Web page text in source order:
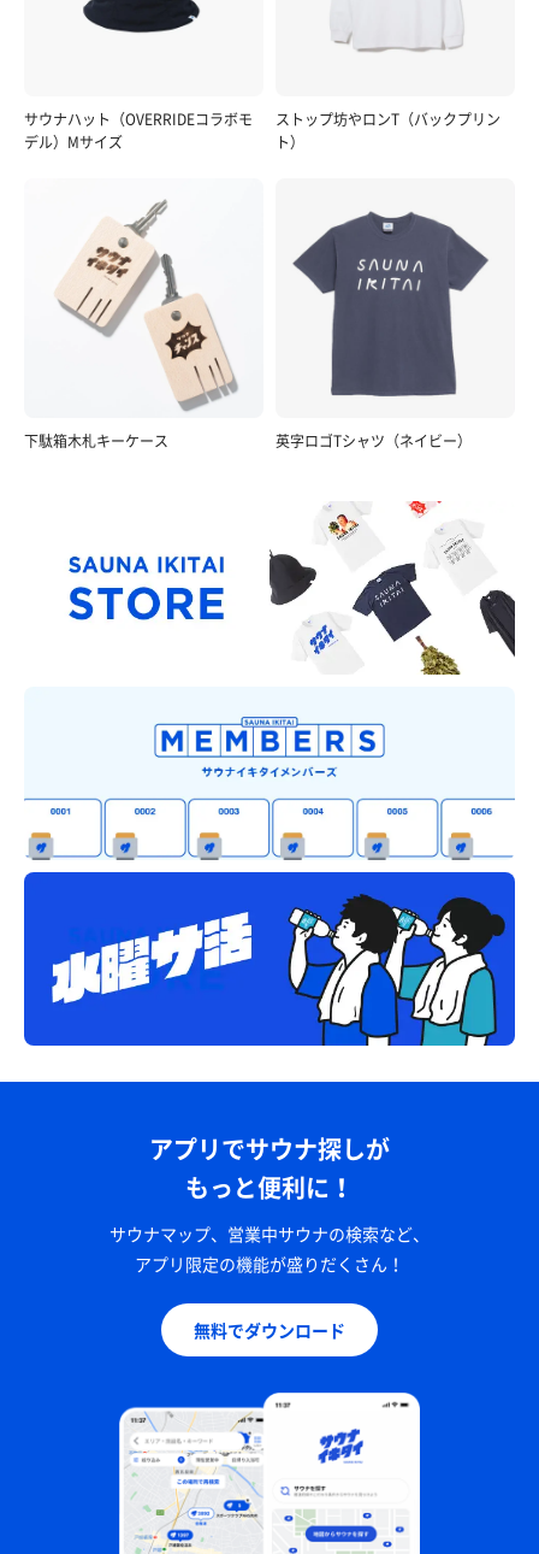
サウナハット（OVERRIDEコラボモ
デル）Mサイズ
ストップ坊やロンT（バックプリン
ト）
下駄箱木札キーケース 英字ロゴTシャツ（ネイビー）
アプリでサウナ探しが
もっと便利に！
サウナマップ、営業中サウナの検索など、
アプリ限定の機能が盛りだくさん！
無料でダウンロード